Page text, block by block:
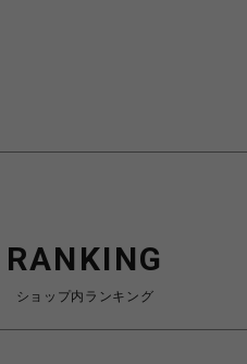
RANKING
ショップ内ランキング